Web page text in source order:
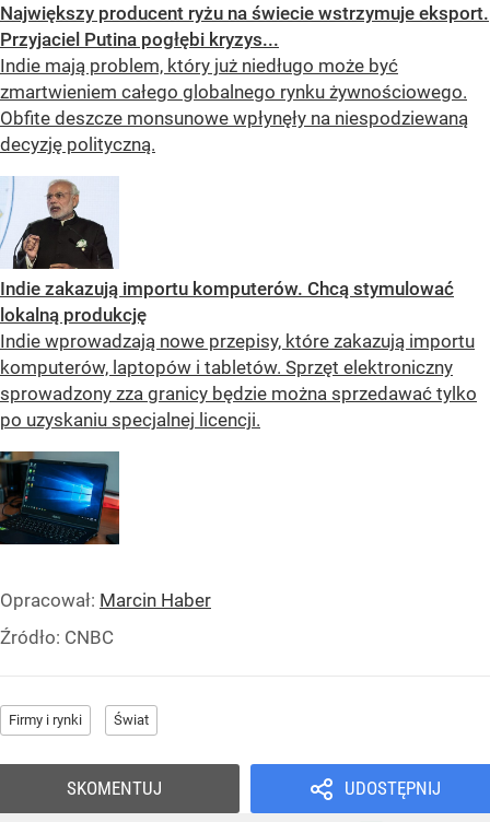
Największy producent ryżu na świecie wstrzymuje eksport.
Przyjaciel Putina pogłębi kryzys...
Indie mają problem, który już niedługo może być
zmartwieniem całego globalnego rynku żywnościowego.
Obfite deszcze monsunowe wpłynęły na niespodziewaną
decyzję polityczną.
Indie zakazują importu komputerów. Chcą stymulować
lokalną produkcję
Indie wprowadzają nowe przepisy, które zakazują importu
komputerów, laptopów i tabletów. Sprzęt elektroniczny
sprowadzony zza granicy będzie można sprzedawać tylko
po uzyskaniu specjalnej licencji.
Opracował: Marcin Haber
Źródło: CNBC
Firmy i rynki Świat
UDOSTĘPNIJ
SKOMENTUJ